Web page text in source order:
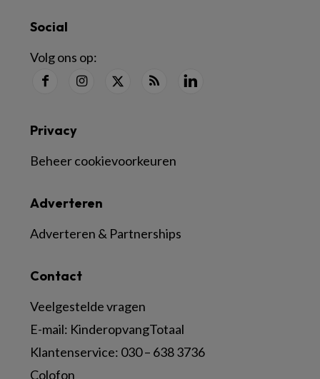
Social
Volg ons op:
Contact
Veelgestelde vragen
E-mail: KinderopvangTotaal
Klantenservice: 030 – 638 3736
Colofon
Adverteren
Adverteren & Partnerships
Privacy
Beheer cookievoorkeuren